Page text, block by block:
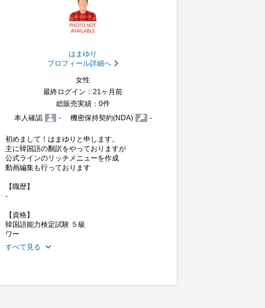
はまゆり
プロフィール詳細へ
女性
最終ログイン：21ヶ月前
総販売実績：0件
本人確認
- 機密保持契約(NDA) -
初めまして！はまゆりと申します。
主に韓国語の翻訳をやっておりますが
公式ラインのリッチメニューを作成
動画編集も行っております
【職歴】
-
【資格】
韓国語能力検定試験 ５級
ワー
すべて見る